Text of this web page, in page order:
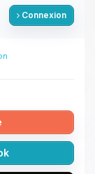
Connexion